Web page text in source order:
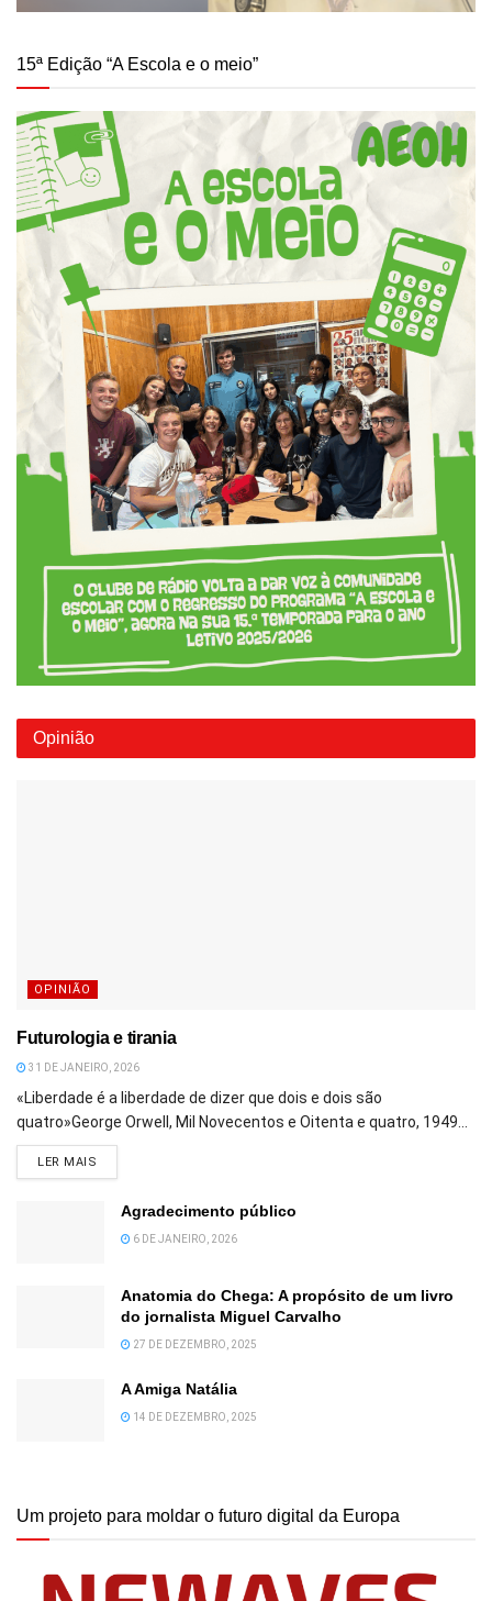
15ª Edição “A Escola e o meio”
Opinião
OPINIÃO
Futurologia e tirania
31 DE JANEIRO, 2026
«Liberdade é a liberdade de dizer que dois e dois são
quatro»George Orwell, Mil Novecentos e Oitenta e quatro, 1949...
LER MAIS
Agradecimento público
6 DE JANEIRO, 2026
Anatomia do Chega: A propósito de um livro
do jornalista Miguel Carvalho
27 DE DEZEMBRO, 2025
A Amiga Natália
14 DE DEZEMBRO, 2025
Um projeto para moldar o futuro digital da Europa